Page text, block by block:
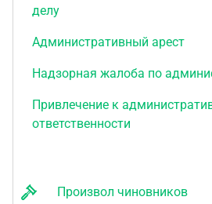
делу
Административный арест
Надзорная жалоба по
Привлечение к
ответственности
Произвол чиновников